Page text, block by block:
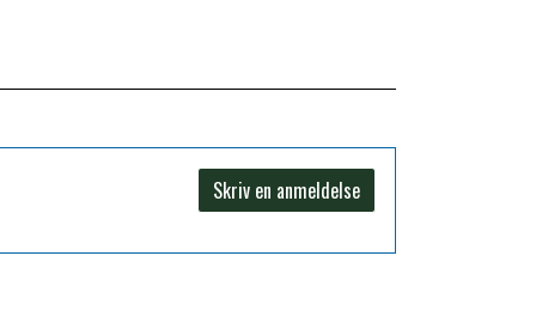
Skriv en anmeldelse